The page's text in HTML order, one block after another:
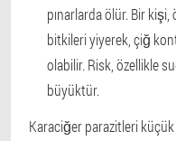
pınarlarda ölür. Bir
bitkileri yiyerek, çiğ
olabilir. Risk, özellikle
büyüktür.
Karaciğer parazitleri